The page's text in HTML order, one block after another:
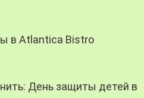
в Atlantica Bistro
День защиты детей в